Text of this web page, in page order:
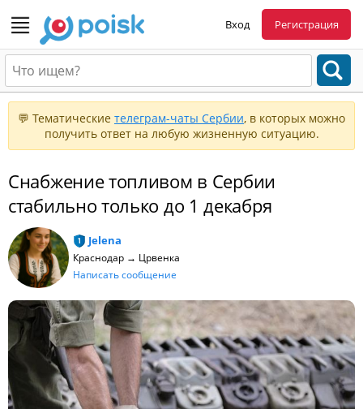
Вход Регистрация
💬 Тематические телеграм-чаты Сербии, в которых можно
получить ответ на любую жизненную ситуацию.
Снабжение топливом в Сербии
стабильно только до 1 декабря
Jelena
Краснодар → Црвенка
Написать сообщение